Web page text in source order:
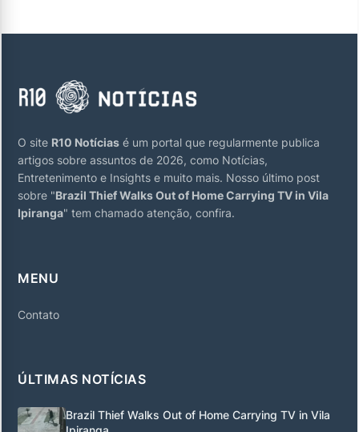
O site R10 Notícias é um portal que regularmente publica
artigos sobre assuntos de 2026, como Notícias,
Entretenimento e Insights e muito mais. Nosso último post
sobre "Brazil Thief Walks Out of Home Carrying TV in Vila
Ipiranga" tem chamado atenção, confira.
MENU
Contato
ÚLTIMAS NOTÍCIAS
Brazil Thief Walks Out of Home Carrying TV in Vila